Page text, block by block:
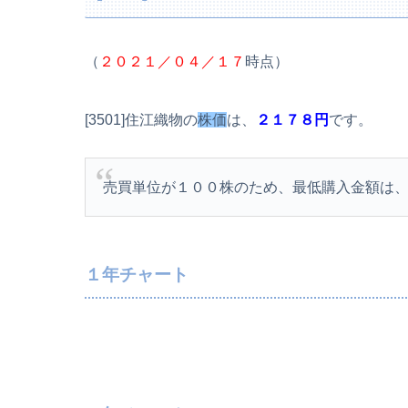
（ ２０２１／０４／１７ 時点）
[3501]住江織物の株価は、 ２１７８円 です。
売買単位が１００株のため、最低購入金額は
１年チャート